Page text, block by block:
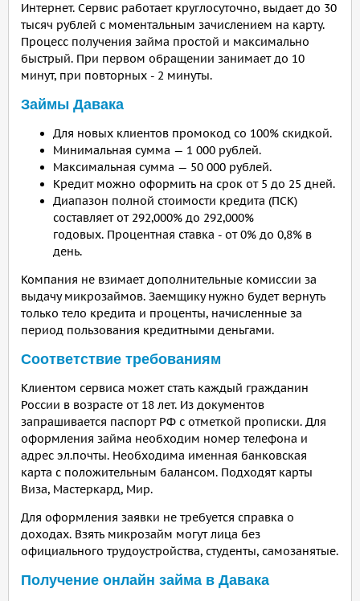
Интернет. Сервис работает круглосуточно, выдает до 30
тысяч рублей с моментальным зачислением на карту.
Процесс получения займа простой и максимально
быстрый. При первом обращении занимает до 10
минут, при повторных - 2 минуты.
Займы Давака
Для новых клиентов промокод со 100% скидкой.
Минимальная сумма — 1 000 рублей.
Максимальная сумма — 50 000 рублей.
Кредит можно оформить на срок от 5 до 25 дней.
Диапазон полной стоимости кредита (ПСК)
составляет от 292,000% до 292,000%
годовых. Процентная ставка - от 0% до 0,8% в
день.
Компания не взимает дополнительные комиссии за
выдачу микрозаймов. Заемщику нужно будет вернуть
только тело кредита и проценты, начисленные за
период пользования кредитными деньгами.
Соответствие требованиям
Клиентом сервиса может стать каждый гражданин
России в возрасте от 18 лет. Из документов
запрашивается паспорт РФ с отметкой прописки. Для
оформления займа необходим номер телефона и
адрес эл.почты. Необходима именная банковская
карта с положительным балансом. Подходят карты
Виза, Мастеркард, Мир.
Для оформления заявки не требуется справка о
доходах. Взять микрозайм могут лица без
официального трудоустройства, студенты, самозанятые.
Получение онлайн займа в Давака